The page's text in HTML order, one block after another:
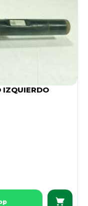
IZQUIERDO